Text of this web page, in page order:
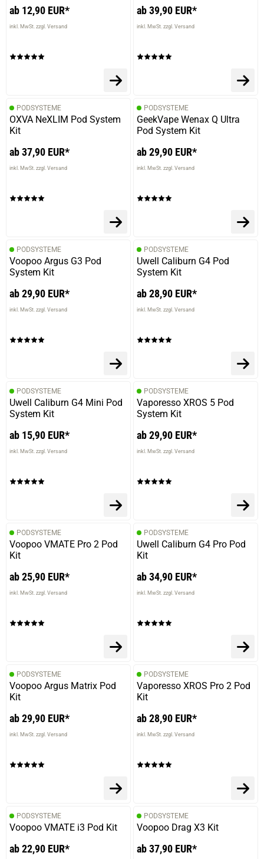
ab 12,90 EUR*
inkl. MwSt. zzgl. Versand
ab 39,90 EUR*
inkl. MwSt. zzgl. Versand
PODSYSTEME
OXVA NeXLIM Pod System
Kit
ab 37,90 EUR*
inkl. MwSt. zzgl. Versand
PODSYSTEME
GeekVape Wenax Q Ultra
Pod System Kit
ab 29,90 EUR*
inkl. MwSt. zzgl. Versand
PODSYSTEME
Voopoo Argus G3 Pod
System Kit
ab 29,90 EUR*
inkl. MwSt. zzgl. Versand
PODSYSTEME
Uwell Caliburn G4 Pod
System Kit
ab 28,90 EUR*
inkl. MwSt. zzgl. Versand
PODSYSTEME
Uwell Caliburn G4 Mini Pod
System Kit
ab 15,90 EUR*
inkl. MwSt. zzgl. Versand
PODSYSTEME
Vaporesso XROS 5 Pod
System Kit
ab 29,90 EUR*
inkl. MwSt. zzgl. Versand
PODSYSTEME
Voopoo VMATE Pro 2 Pod
Kit
ab 25,90 EUR*
inkl. MwSt. zzgl. Versand
PODSYSTEME
Uwell Caliburn G4 Pro Pod
Kit
ab 34,90 EUR*
inkl. MwSt. zzgl. Versand
PODSYSTEME
Voopoo Argus Matrix Pod
Kit
ab 29,90 EUR*
inkl. MwSt. zzgl. Versand
PODSYSTEME
Vaporesso XROS Pro 2 Pod
Kit
ab 28,90 EUR*
inkl. MwSt. zzgl. Versand
PODSYSTEME
Voopoo VMATE i3 Pod Kit
ab 22,90 EUR*
PODSYSTEME
Voopoo Drag X3 Kit
ab 37,90 EUR*